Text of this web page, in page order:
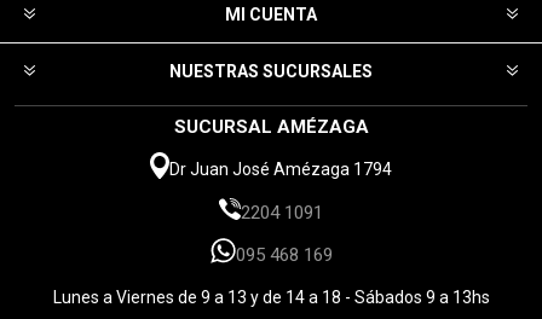
MI CUENTA
NUESTRAS SUCURSALES
SUCURSAL AMÉZAGA
Dr Juan José Amézaga 1794
2204 1091
095 468 169
Lunes a Viernes de 9 a 13 y de 14 a 18 - Sábados 9 a 13hs